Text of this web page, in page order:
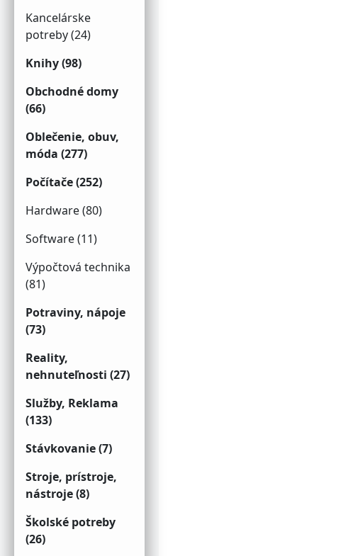
Kancelárske
potreby (24)
Knihy (98)
Obchodné domy
(66)
Oblečenie, obuv,
móda (277)
Počítače (252)
Hardware (80)
Software (11)
Výpočtová technika
(81)
Potraviny, nápoje
(73)
Reality,
nehnuteľnosti (27)
Služby, Reklama
(133)
Stávkovanie (7)
Stroje, prístroje,
nástroje (8)
Školské potreby
(26)